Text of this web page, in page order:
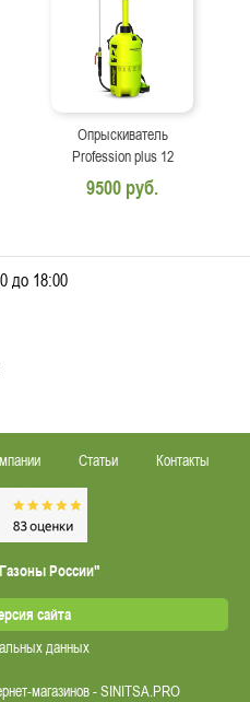
Опрыскиватель
Profession plus 12
9500 руб.
до 18:00
Статьи Контакты
России"
сайта
данных
магазинов - SINITSA.PRO